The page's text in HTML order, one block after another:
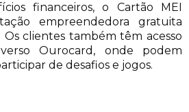
financeiros, o Cartão MEI
empreendedora gratuita
Os clientes também têm acesso
Ourocard, onde podem
de desafios e jogos.